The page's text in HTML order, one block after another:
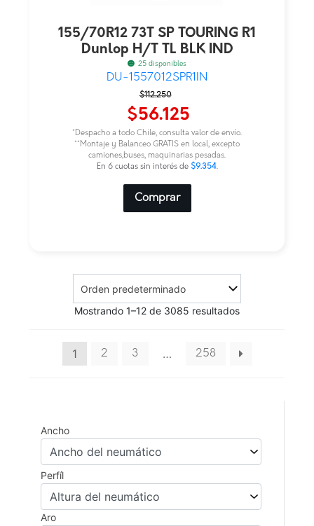
155/70R12 73T SP TOURING R1
Dunlop H/T TL BLK IND
25 disponibles
DU-1557012SPR1IN
$112.250
original
$112.250.
$56.125
actual
$56.125.
*Despacho a todo Chile, consulta valor de envío.
**Montaje y Balanceo GRATIS en local, excepto
camiones,buses, maquinarias pesadas.
En 6 cuotas sin interés de $9.354.
Comprar
Mostrando 1–12 de 3085 resultados
1 2 3 … 258
Ancho
Perfíl
Aro